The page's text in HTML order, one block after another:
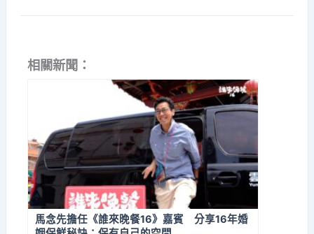
相關新聞：
馬念先擔任《誰來晚餐16》嘉賓 分享16年婚